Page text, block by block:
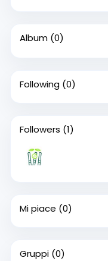
Album (0)
Following (0)
Followers (1)
Mi piace (0)
Gruppi (0)